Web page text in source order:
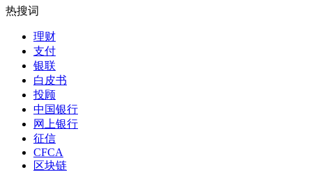
热搜词
理财
支付
银联
白皮书
投顾
中国银行
网上银行
征信
CFCA
区块链